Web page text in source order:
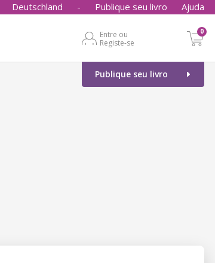
Deutschland - Publique seu livro Ajuda
Entre ou
Registe-se
0
Publique seu livro